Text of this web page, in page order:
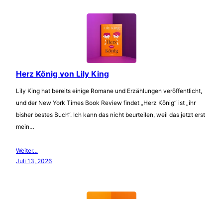
Herz König von Lily King
Lily King hat bereits einige Romane und Erzählungen veröffentlicht,
und der New York Times Book Review findet „Herz König“ ist „ihr
bisher bestes Buch“. Ich kann das nicht beurteilen, weil das jetzt erst
mein…
Weiter…
Juli 13, 2026